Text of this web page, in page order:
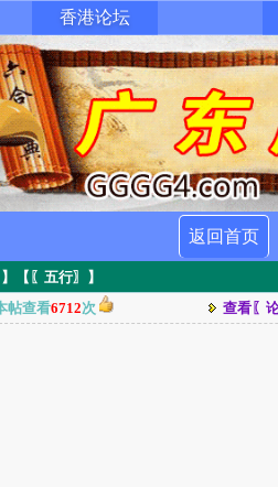
香港论坛
返回首页
【〖五行〗】
帖查看6712次 查看〖